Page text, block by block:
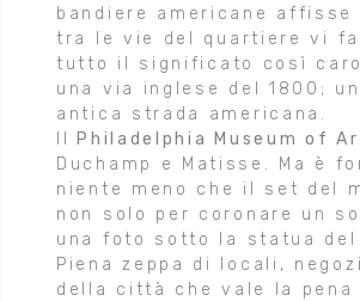
bandiere americane
tra le vie del quartiere vi
tutto il significato così
una via inglese del 1800;
antica strada americana.
Philadelphia Museum of
Duchamp e Matisse. Ma è
niente meno che il set del
non solo per coronare un
una foto sotto la statua
Piena zeppa di locali,
della città che vale la